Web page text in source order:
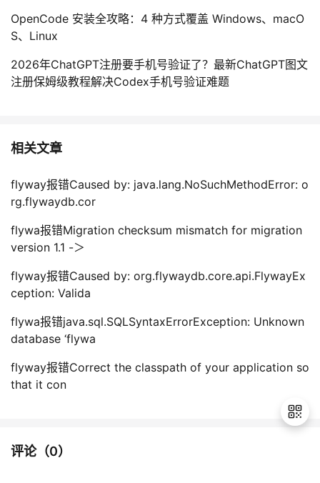
OpenCode 安装全攻略：4 种方式覆盖 Windows、macO
S、Linux
2026年ChatGPT注册要手机号验证了？最新ChatGPT图文
注册保姆级教程解决Codex手机号验证难题
相关文章
flyway报错Caused by: java.lang.NoSuchMethodError: o
rg.flywaydb.cor
flywa报错Migration checksum mismatch for migration
version 1.1 -＞
flyway报错Caused by: org.flywaydb.core.api.FlywayEx
ception: Valida
flywa报错java.sql.SQLSyntaxErrorException: Unknown
database ‘flywa
flyway报错Correct the classpath of your application so
that it con
评论（0）